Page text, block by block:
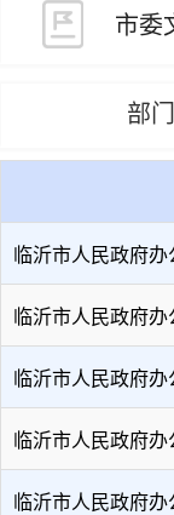
市委
部
临沂市人民政府
临沂市人民政府
临沂市人民政府
临沂市人民政府
临沂市人民政府